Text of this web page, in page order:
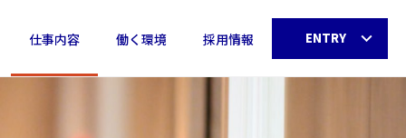
仕事内容 働く環境 採用情報 ENTRY